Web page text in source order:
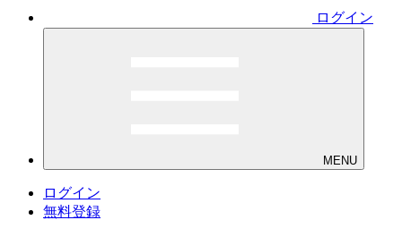
ログイン
MENU
ログイン
無料登録